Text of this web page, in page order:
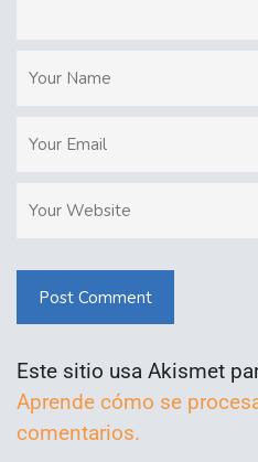
Post Comment
Este sitio usa Akismet
Aprende cómo se
comentarios.